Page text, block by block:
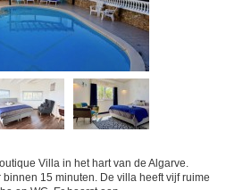
Villa in het hart van de Algarve.
15 minuten. De villa heeft vijf ruime